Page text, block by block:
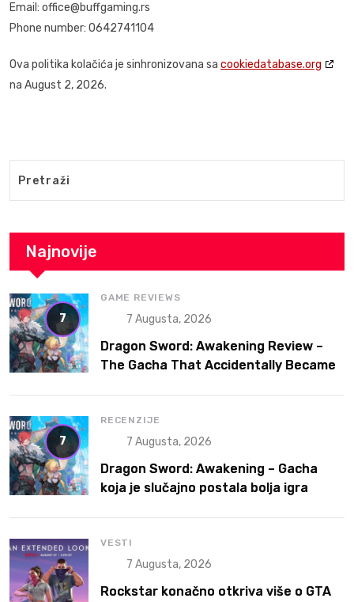
Email: office@buffgaming.rs
Phone number: 0642741104
Ova politika kolačića je sinhronizovana sa cookiedatabase.org
na August 2, 2026.
Najnovije
7
GAME REVIEWS
7 Augusta, 2026
Dragon Sword: Awakening Review –
The Gacha That Accidentally Became
7
RECENZIJE
7 Augusta, 2026
Dragon Sword: Awakening – Gacha
koja je slučajno postala bolja igra
VESTI
7 Augusta, 2026
Rockstar konačno otkriva više o GTA